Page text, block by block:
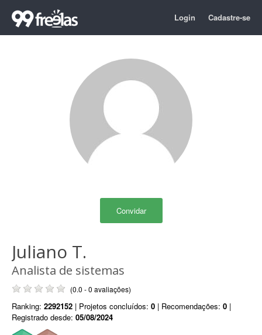
Login Cadastre-se
Convidar
Juliano T.
Analista de sistemas
(0.0 - 0 avaliações)
Ranking: 2292152 | Projetos concluídos: 0 | Recomendações: 0 |
Registrado desde: 05/08/2024